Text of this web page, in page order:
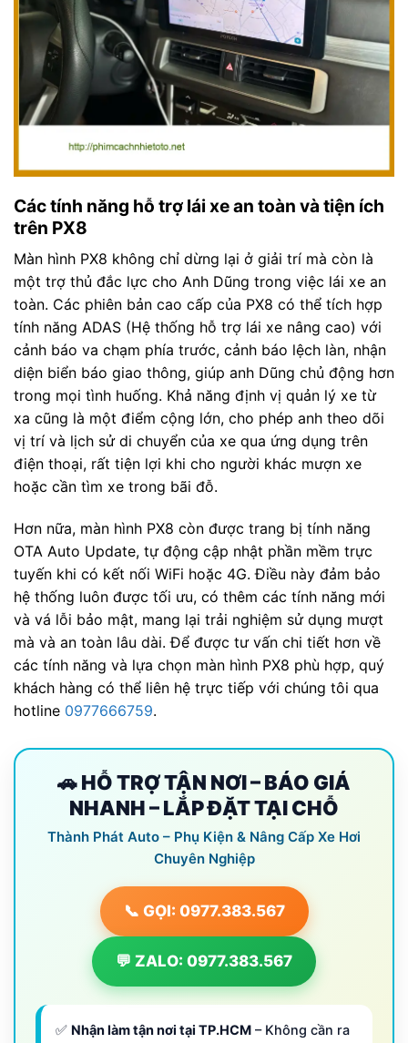
Các tính năng hỗ trợ lái xe an toàn và tiện ích
trên PX8
Màn hình PX8 không chỉ dừng lại ở giải trí mà còn là
một trợ thủ đắc lực cho Anh Dũng trong việc lái xe an
toàn. Các phiên bản cao cấp của PX8 có thể tích hợp
tính năng ADAS (Hệ thống hỗ trợ lái xe nâng cao) với
cảnh báo va chạm phía trước, cảnh báo lệch làn, nhận
diện biển báo giao thông, giúp anh Dũng chủ động hơn
trong mọi tình huống. Khả năng định vị quản lý xe từ
xa cũng là một điểm cộng lớn, cho phép anh theo dõi
vị trí và lịch sử di chuyển của xe qua ứng dụng trên
điện thoại, rất tiện lợi khi cho người khác mượn xe
hoặc cần tìm xe trong bãi đỗ.
Hơn nữa, màn hình PX8 còn được trang bị tính năng
OTA Auto Update, tự động cập nhật phần mềm trực
tuyến khi có kết nối WiFi hoặc 4G. Điều này đảm bảo
hệ thống luôn được tối ưu, có thêm các tính năng mới
và vá lỗi bảo mật, mang lại trải nghiệm sử dụng mượt
mà và an toàn lâu dài. Để được tư vấn chi tiết hơn về
các tính năng và lựa chọn màn hình PX8 phù hợp, quý
khách hàng có thể liên hệ trực tiếp với chúng tôi qua
hotline 0977666759.
🚗 HỖ TRỢ TẬN NƠI – BÁO GIÁ
NHANH – LẮP ĐẶT TẠI CHỖ
Thành Phát Auto – Phụ Kiện & Nâng Cấp Xe Hơi
Chuyên Nghiệp
📞 GỌI: 0977.383.567
💬 ZALO: 0977.383.567
✅ Nhận làm tận nơi tại TP.HCM – Không cần ra